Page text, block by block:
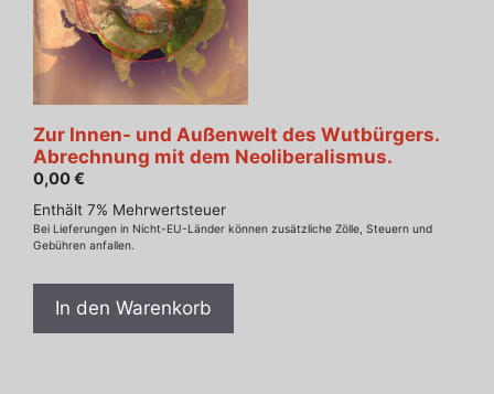
Zur Innen- und Außenwelt des Wutbürgers.
Abrechnung mit dem Neoliberalismus.
0,00€
Enthält 7% Mehrwertsteuer
Bei Lieferungen in Nicht-EU-Länder können zusätzliche Zölle, Steuern und
Gebühren anfallen.
In den Warenkorb